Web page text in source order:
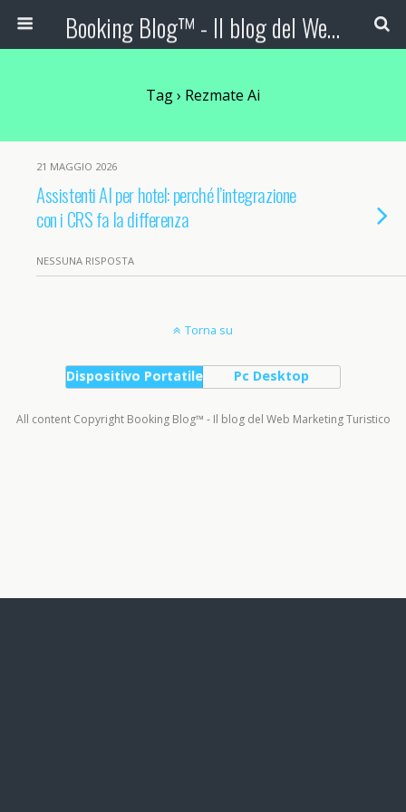
Booking Blog™ - Il blog del Web Marketing Turistico
Tag › Rezmate Ai
21 MAGGIO 2026
Assistenti AI per hotel: perché l’integrazione
con i CRS fa la differenza
NESSUNA RISPOSTA
Torna su
Dispositivo Portatile Pc Desktop
All content Copyright Booking Blog™ - Il blog del Web Marketing Turistico